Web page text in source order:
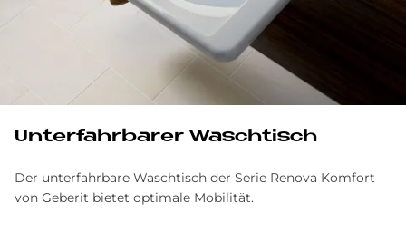
Un­ter­fahr­ba­rer Wasch­tisch
Der unterfahrbare Waschtisch der Serie Renova Komfort
von Geberit bietet optimale Mobilität.